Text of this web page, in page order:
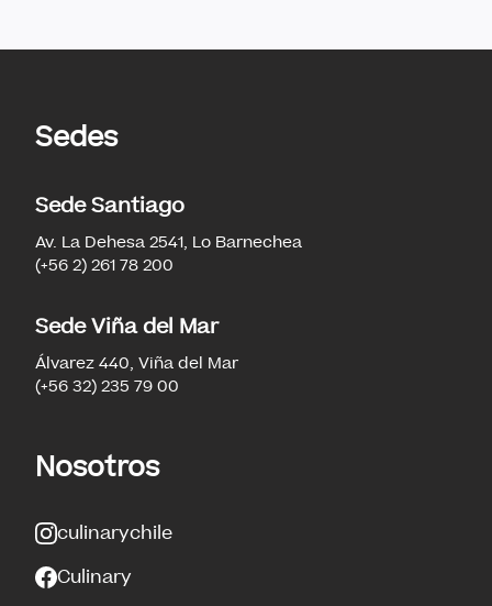
Sedes
Sede Santiago
Av. La Dehesa 2541, Lo Barnechea
(+56 2) 261 78 200
Sede Viña del Mar
Álvarez 440, Viña del Mar
(+56 32) 235 79 00
Nosotros
culinarychile
Culinary